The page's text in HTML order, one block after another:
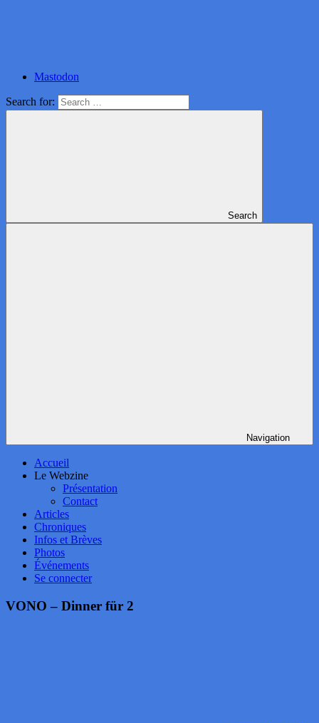
Mastodon
Search for:
Search
Navigation
Accueil
Le Webzine
Présentation
Contact
Articles
Chroniques
Infos et Brèves
Photos
Événements
Se connecter
VONO – Dinner für 2